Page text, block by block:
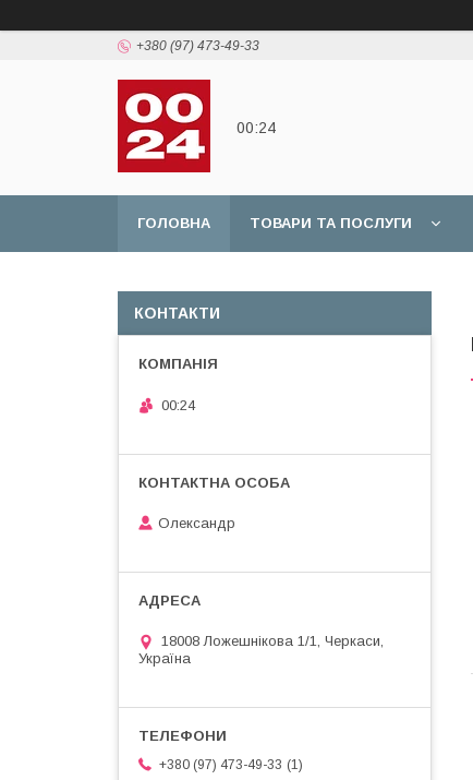
+380 (97) 473-49-33
00:24
ГОЛОВНА ТОВАРИ ТА ПОСЛУГИ
КОНТАКТИ
00:24
Олександр
18008 Ложешнікова 1/1, Черкаси,
Україна
+380 (97) 473-49-33 1